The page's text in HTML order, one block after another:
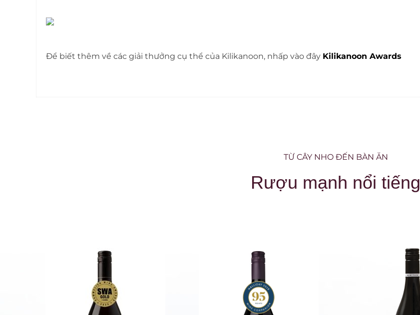
Để biết thêm về các giải thưởng cụ thể của Kilikanoon, nhấp vào đây Kilikanoon Awards
TỪ CÂY NHO ĐẾN BÀN ĂN
Rượu mạnh nổi tiếng